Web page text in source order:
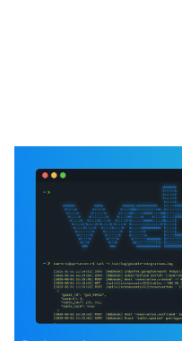
Ontwikkelaars en
nog beter integreren
onze REST API en de
functionaliteit.
Webhooks
Voorheen moest je